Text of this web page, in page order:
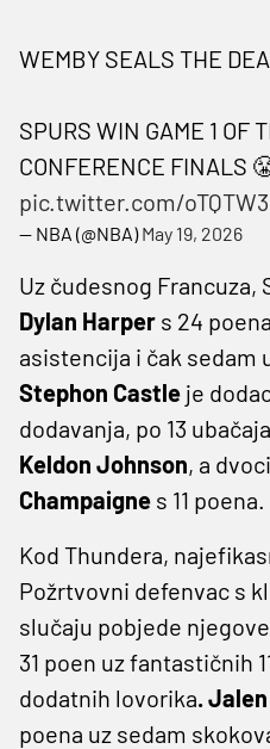
WEMBY SEALS THE
SPURS WIN GAME 1 OF
CONFERENCE FINALS
pic.twitter.com/
— NBA (@NBA)May 19, 2026
Uz čudesnog Francuza,
Dylan Harper s 24
asistencija i čak sedam
Stephon Castle je
dodavanja, po 13
Keldon Johnson, a
Champaigne s 11 poena.
Kod Thundera,
Požrtvovni defenvac s
slučaju pobjede
31 poen uz fantastičnih
dodatnih lovorika.
poena uz sedam